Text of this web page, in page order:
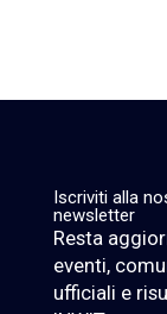
Iscriviti alla
newsletter
Resta
eventi,
ufficiali e